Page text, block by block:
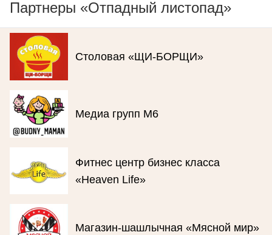
Партнеры «Отпадный листопад»
Столовая «ЩИ-БОРЩИ»
Медиа групп М6
Фитнес центр бизнес класса
«Heaven Life»
Магазин-шашлычная «Мясной мир»